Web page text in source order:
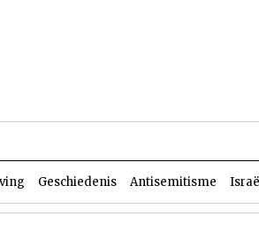
Geschiedenis Antisemitisme